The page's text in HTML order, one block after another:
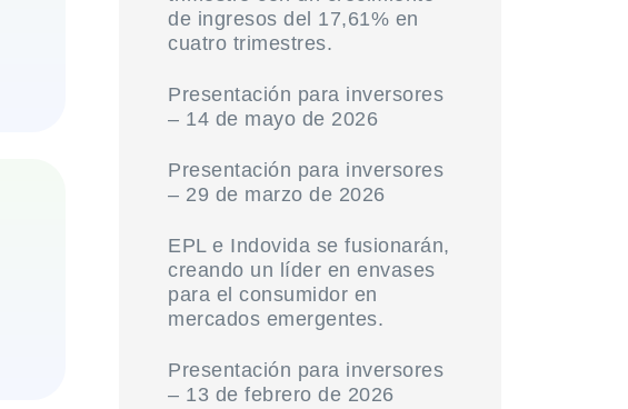
de ingresos del 17,61% en
cuatro trimestres.
Presentación para inversores
– 14 de mayo de 2026
Presentación para inversores
– 29 de marzo de 2026
EPL e Indovida se fusionarán,
creando un líder en envases
para el consumidor en
mercados emergentes.
Presentación para inversores
– 13 de febrero de 2026